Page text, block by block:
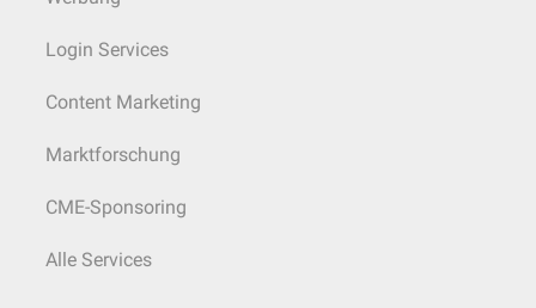
Login Services
Content Marketing
Marktforschung
CME-Sponsoring
Alle Services